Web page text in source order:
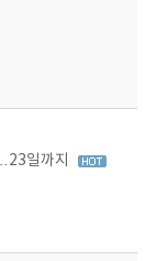
일까지